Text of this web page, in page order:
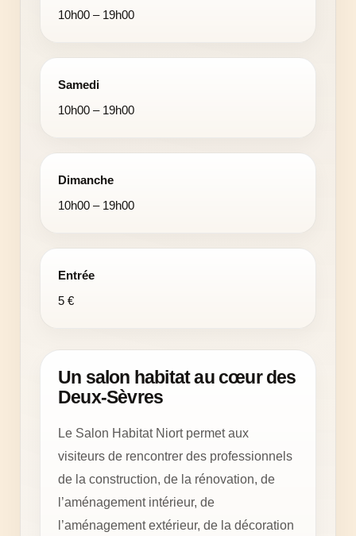
10h00 – 19h00
Samedi
10h00 – 19h00
Dimanche
10h00 – 19h00
Entrée
5 €
Un salon habitat au cœur des
Deux-Sèvres
Le Salon Habitat Niort permet aux
visiteurs de rencontrer des professionnels
de la construction, de la rénovation, de
l’aménagement intérieur, de
l’aménagement extérieur, de la décoration